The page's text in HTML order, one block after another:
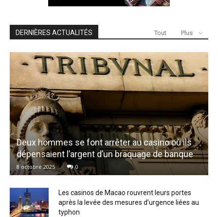
DERNIÈRES ACTUALITÉS Tout Plus
Deux hommes se font arrêter au casino où ils
dépensaient l’argent d’un braquage de banque
8 octobre 2025 0
Les casinos de Macao rouvrent leurs portes
après la levée des mesures d’urgence liées au
typhon